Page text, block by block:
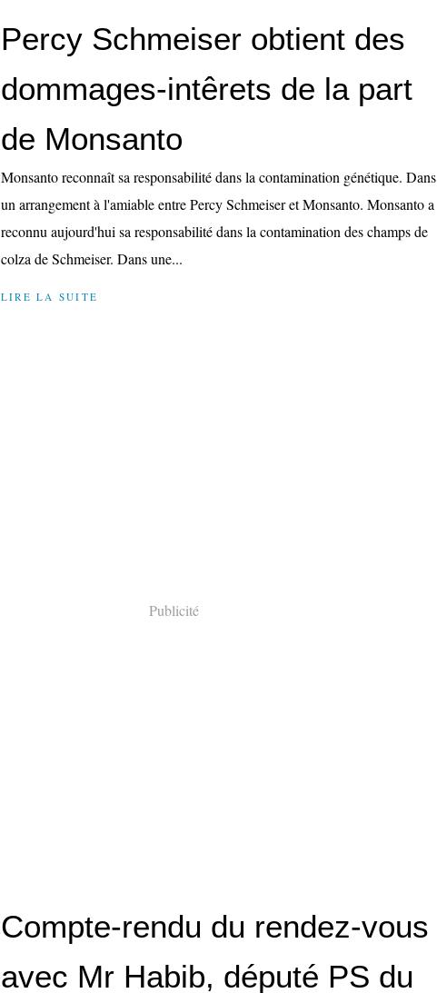
Percy Schmeiser obtient des
dommages-intêrets de la part
de Monsanto
Monsanto reconnaît sa responsabilité dans la contamination génétique. Dans
un arrangement à l'amiable entre Percy Schmeiser et Monsanto. Monsanto a
reconnu aujourd'hui sa responsabilité dans la contamination des champs de
colza de Schmeiser. Dans une...
LIRE LA SUITE
Publicité
Compte-rendu du rendez-vous
avec Mr Habib, député PS du